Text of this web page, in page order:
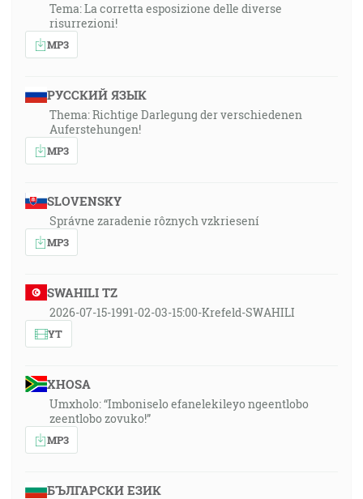
Tema: La corretta esposizione delle diverse
risurrezioni!
MP3
РУССКИЙ ЯЗЫК
Thema: Richtige Darlegung der verschiedenen
Auferstehungen!
MP3
SLOVENSKY
Správne zaradenie rôznych vzkriesení
MP3
SWAHILI TZ
2026-07-15-1991-02-03-15:00-Krefeld-SWAHILI
YT
XHOSA
Umxholo: “Imboniselo efanelekileyo ngeentlobo
zeentlobo zovuko!”
MP3
БЪЛГАРСКИ ЕЗИК